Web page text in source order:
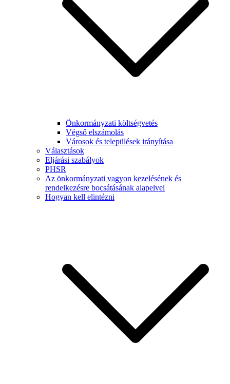
Önkormányzati költségvetés
Végső elszámolás
Városok és települések irányítása
Választások
Eljárási szabályok
PHSR
Az önkormányzati vagyon kezelésének és
rendelkezésre bocsátásának alapelvei
Hogyan kell elintézni